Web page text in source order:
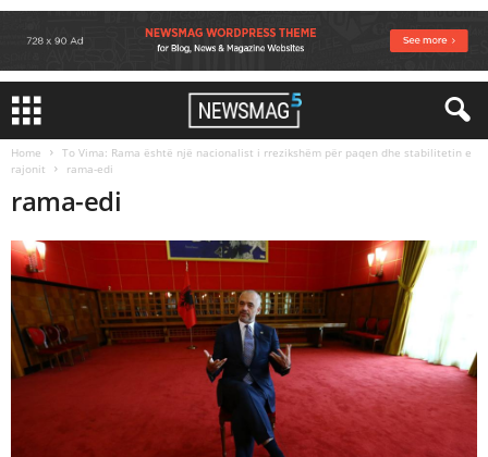
Home
To Vima: Rama është një nacionalist i rrezikshëm për paqen dhe stabilitetin e
rajonit
rama-edi
rama-edi